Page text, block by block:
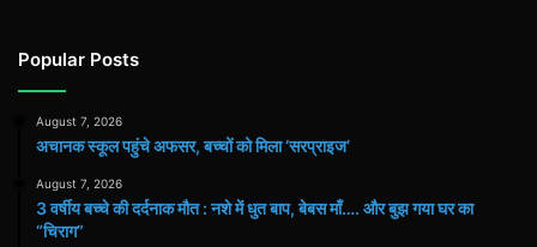
Popular Posts
August 7, 2026
अचानक स्कूल पहुंचे अफसर, बच्चों को मिला ‘सरप्राइज’
August 7, 2026
3 वर्षीय बच्चे की दर्दनाक मौत : नशे में धुत बाप, बेबस माँ…. और बुझ गया घर का
“चिराग”